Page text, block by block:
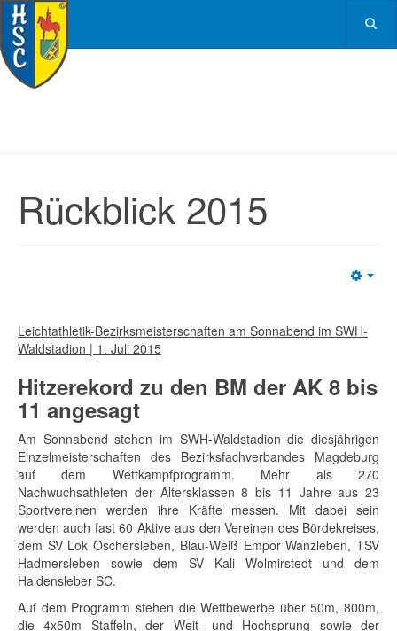
Rückblick 2015
Leichtathletik-Bezirksmeisterschaften am Sonnabend im SWH-
Waldstadion | 1. Juli 2015
Hitzerekord zu den BM der AK 8 bis
11 angesagt
Am Sonnabend stehen im SWH-Waldstadion die diesjährigen
Einzelmeisterschaften des Bezirksfachverbandes Magdeburg
auf dem Wettkampfprogramm. Mehr als 270
Nachwuchsathleten der Altersklassen 8 bis 11 Jahre aus 23
Sportvereinen werden ihre Kräfte messen. Mit dabei sein
werden auch fast 60 Aktive aus den Vereinen des Bördekreises,
dem SV Lok Oschersleben, Blau-Weiß Empor Wanzleben, TSV
Hadmersleben sowie dem SV Kali Wolmirstedt und dem
Haldensleber SC.
Auf dem Programm stehen die Wettbewerbe über 50m, 800m,
die 4x50m Staffeln, der Weit- und Hochsprung sowie der